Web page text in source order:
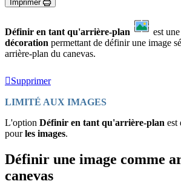
Imprimer
Définir en tant qu'arrière-plan est
décoration permettant de définir une image
arrière-plan du canevas.
Supprimer
LIMITÉ AUX IMAGES
L'option Définir en tant qu'arrière-plan est
pourles images.
Définir une image comme
canevas